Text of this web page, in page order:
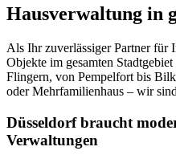
Hausverwaltung in
Als Ihr zuverlässiger Partner
Objekte im gesamten
Flingern, von Pempelfort bis
oder Mehrfamilienhaus – wir
Düsseldorf braucht
Verwaltungen